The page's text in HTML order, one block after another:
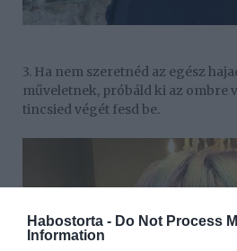
Habostorta - Do Not Process
Information
3. Ha nem szeretnéd az egész
műveletnek, próbáld ki az ombre
tincsied végét fesd be.